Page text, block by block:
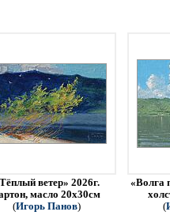
ветер» 2026г.
масло 20х30см
(Игорь Панов)
«Волга
(